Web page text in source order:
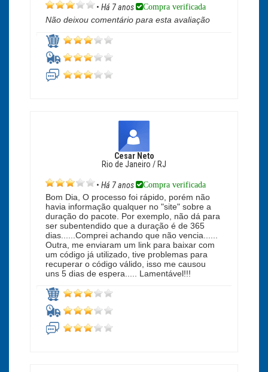
• Há 7 anos Compra verificada
Não deixou comentário para esta avaliação
Cesar Neto
Rio de Janeiro / RJ
• Há 7 anos Compra verificada
Bom Dia, O processo foi rápido, porém não
havia informação qualquer no "site" sobre a
duração do pacote. Por exemplo, não dá para
ser subentendido que a duração é de 365
dias......Comprei achando que não vencia......
Outra, me enviaram um link para baixar com
um código já utilizado, tive problemas para
recuperar o código válido, isso me causou
uns 5 dias de espera..... Lamentável!!!